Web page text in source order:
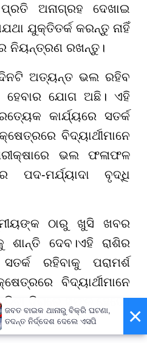
ପ୍ରତି ଅନାଗ୍ରହ ଦେଖାଇ
ଯୁକ୍ତିତର୍କ କରନ୍ତୁ ନାହିଁ
ନିୟନ୍ତ୍ରଣ ରଖନ୍ତୁ।
ଅତ୍ୟନ୍ତ ଭଲ ରହିବ
ହେବାର ଯୋଗ ଅଛି। ଏହି
କାର୍ଯ୍ୟରେ ସତର୍କ
ବିଦ୍ୟାର୍ଥୀମାନେ
ଭଲ ଫଳାଫଳ
ପଦ-ମର୍ଯ୍ୟାଦା ବୃଦ୍ଧି
ଠାରୁ ଖୁସି ଖବର
ଶାନ୍ତି ଦେବ।ଏହି ରାଶିର
ରହିବାକୁ ପରାମର୍ଶ
ବିଦ୍ୟାର୍ଥୀମାନେ
ଦିଗରେ ସଫଳ ହେବେ।
ହୋଇପାରେ।
×
ଜବତ ବାଇକ ଥାନାରୁ ବିକ୍ରି ଘଟଣା,
ତଦନ୍ତ ନିର୍ଦ୍ଦେଶ ଦେଲେ ଏସପି